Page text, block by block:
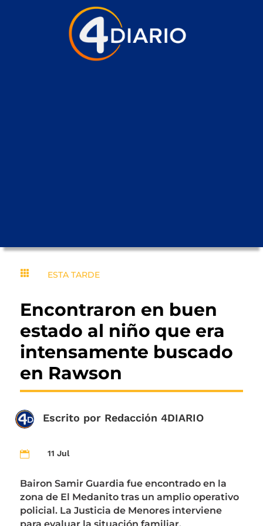
 ESTA TARDE
Encontraron en buen
estado al niño que era
intensamente buscado
en Rawson
Escrito por Redacción 4DIARIO
 11 Jul
Bairon Samir Guardia fue encontrado en la
zona de El Medanito tras un amplio operativo
policial. La Justicia de Menores interviene